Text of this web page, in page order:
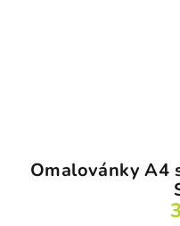
Omalovánky A4